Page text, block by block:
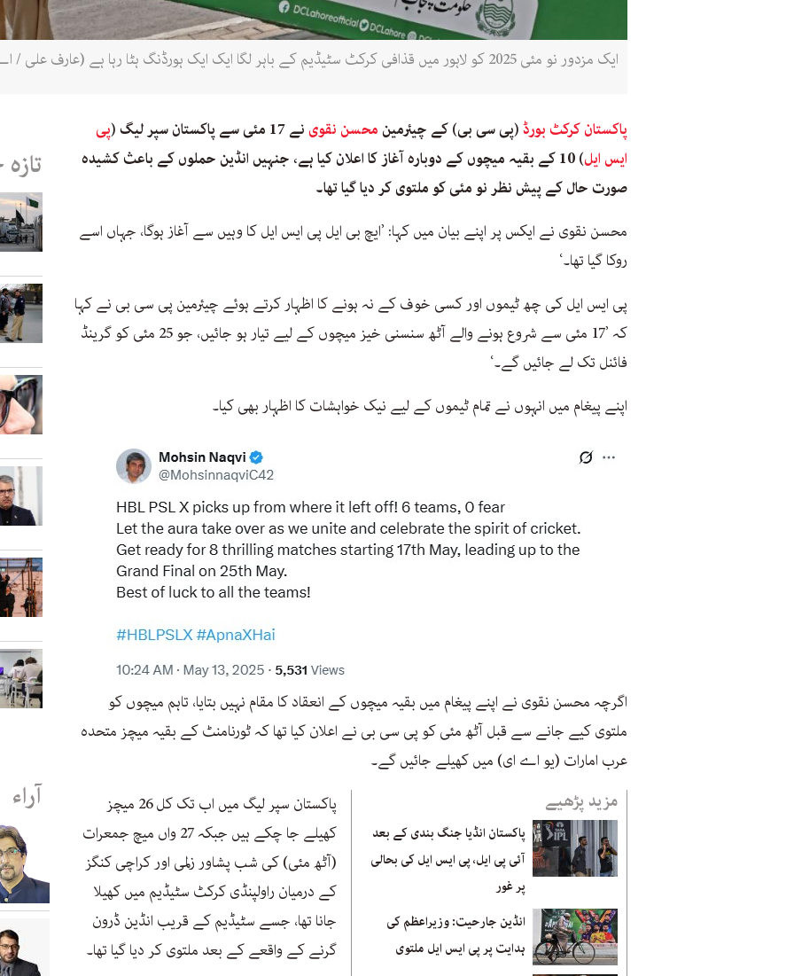
ایک مزدور نو مئی 2025 کو لاہور میں قذافی کرکٹ سٹیڈیم کے باہر لگا ایک ایک ہورڈنگ ہٹا رہا ہے (عارف علی / اے ایف پی)
پاکستان کرکٹ بورڈ(پی سی بی) کے چیئرمین محسن نقوینے 17 مئی سے پاکستان سپر لیگ (
پی
ایس ایل
) 10 کے بقیہ میچوں کے دوبارہ آغاز کا اعلان کیا ہے، جنہیں انڈین حملوں کے باعث کشیدہ
صورت حال کے پیش نظر نو مئی کو ملتوی کر دیا گیا تھا۔
محسن نقوی نے ایکس پر اپنے بیان میں کہا: ’ایچ بی ایل پی ایس ایل کا وہیں سے آغاز ہوگا، جہاں اسے
روکا گیا تھا۔‘
پی ایس ایل کی چھ ٹیموں اور کسی خوف کے نہ ہونے کا اظہار کرتے ہوئے چیئرمین پی سی بی نے کہا
کہ ’17 مئی سے شروع ہونے والے آٹھ سنسنی خیز میچوں کے لیے تیار ہو جائیں، جو 25 مئی کو گرینڈ
فائنل تک لے جائیں گے۔‘
اپنے پیغام میں انہوں نے تمام ٹیموں کے لیے نیک خواہشات کا اظہار بھی کیا۔
اگرچہ محسن نقوی نے اپنے پیغام میں بقیہ میچوں کے انعقاد کا مقام نہیں بتایا، تاہم میچوں کو
ملتوی کیے جانے سے قبل آٹھ مئی کو پی سی بی نے اعلان کیا تھا کہ ٹورنامنٹ کے بقیہ میچز متحدہ
عرب امارات (یو اے ای) میں کھیلے جائیں گے۔
مزید پڑھیے
پاکستان انڈیا جنگ بندی کے بعد
آئی پی ایل، پی ایس ایل کی بحالی
پر غور
انڈین جارحیت: وزیراعظم کی
ہدایت پر پی ایس ایل ملتوی
پاکستان سپر لیگ میں اب تک کل 26 میچز
کھیلے جا چکے ہیں جبکہ 27 واں میچ جمعرات
(آٹھ مئی) کی شب پشاور زلمی اور کراچی کنگز
کے درمیان راولپنڈی کرکٹ سٹیڈیم میں کھیلا
جانا تھا، جسے سٹیڈیم کے قریب انڈین ڈرون
گرنے کے واقعے کے بعد ملتوی کر دیا گیا تھا۔
آراء